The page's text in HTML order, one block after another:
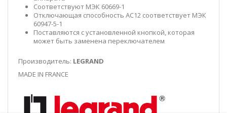
Соответствуют МЭК 60669-1
Отключающая способность AC12 соответствует МЭК
60947-5-1
Поставляются с установленной кнопкой, которая
может быть заменена переключателем
Производитель: LEGRAND
MADE IN FRANCE